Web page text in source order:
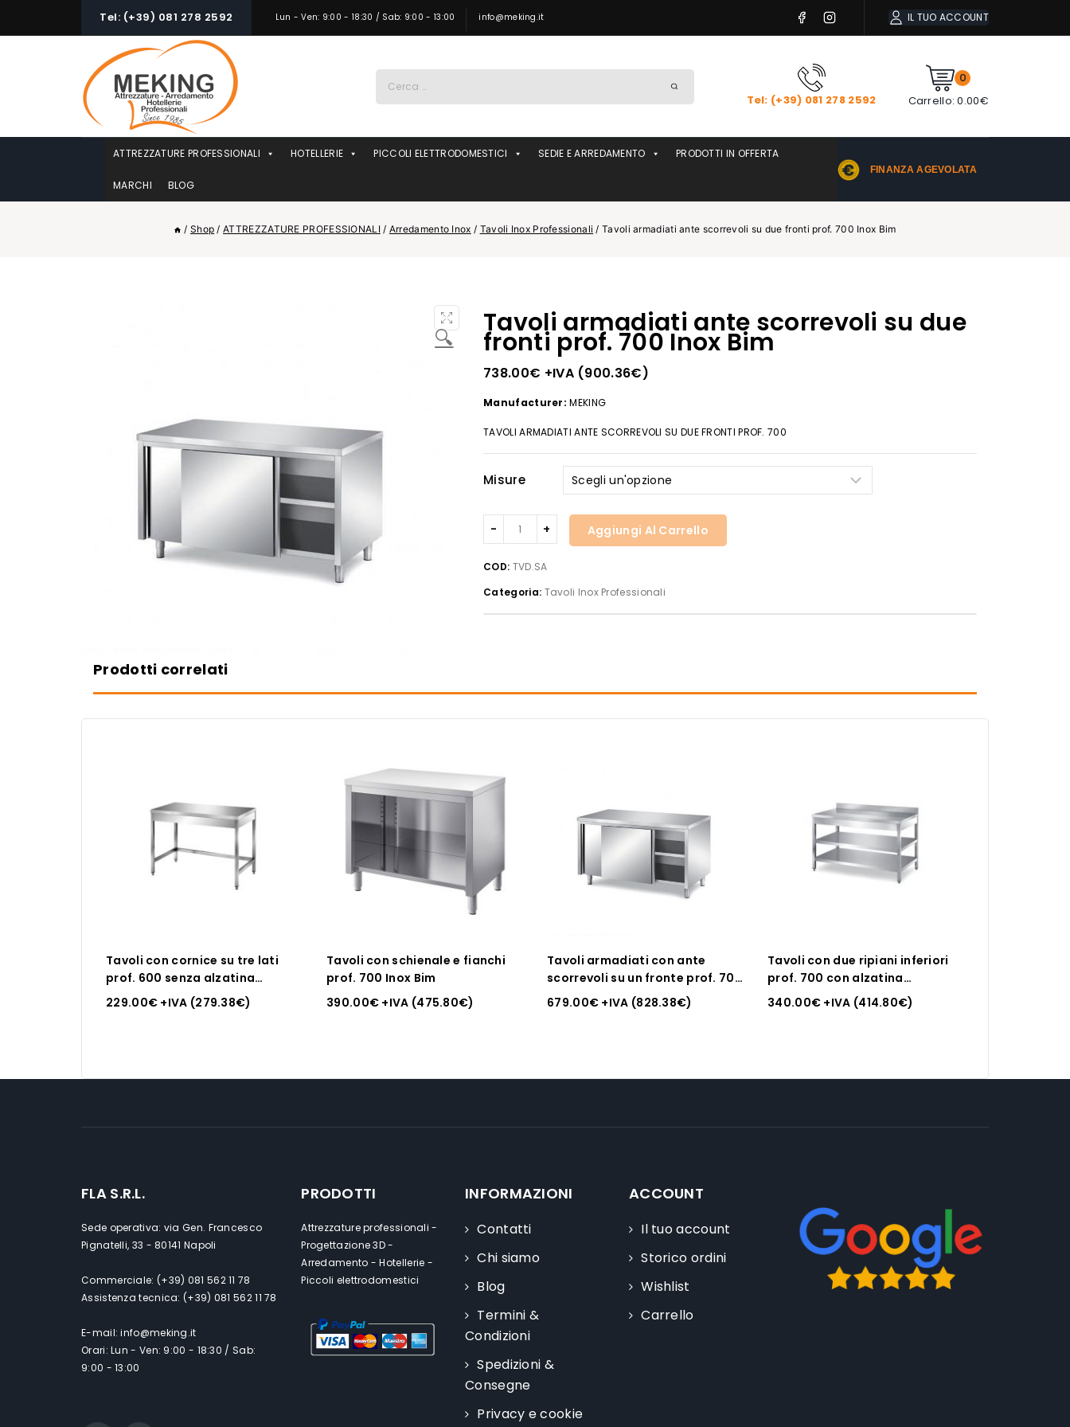
Tel: (+39) 081 278 2592 Lun - Ven: 9:00 - 18:30 / Sab: 9:00 - 13:00 info@meking.it IL TUO ACCOUNT
per:
Tel: (+39) 081 278 2592
0
Carrello: 0.00€
ATTREZZATURE PROFESSIONALI HOTELLERIE PICCOLI ELETTRODOMESTICI SEDIE E ARREDAMENTO PRODOTTI IN OFFERTA
MARCHI BLOG
FINANZA AGEVOLATA
/ Shop / ATTREZZATURE PROFESSIONALI / Arredamento Inox / Tavoli Inox Professionali / Tavoli armadiati ante scorrevoli su due fronti prof. 700 Inox Bim
🔍 Tavoli armadiati ante scorrevoli su due
fronti prof. 700 Inox Bim
738.00€ +IVA (900.36€)
Manufacturer: MEKING
TAVOLI ARMADIATI ANTE SCORREVOLI SU DUE FRONTI PROF. 700
Misure
Tavoli
armadiati
su
due
Bim
quantità
Aggiungi Al Carrello
COD: TVD.SA
Categoria: Tavoli Inox Professionali
Prodotti correlati
Tavoli con cornice su tre lati
prof. 600 senza alzatina
posteriore Inox Bim
229.00€ +IVA (279.38€)
Tavoli con schienale e fianchi
prof. 700 Inox Bim
390.00€ +IVA (475.80€)
Tavoli armadiati con ante
scorrevoli su un fronte prof. 700
Inox Bim
679.00€ +IVA (828.38€)
Tavoli con due ripiani inferiori
prof. 700 con alzatina
posteriore Inox Bim
340.00€ +IVA (414.80€)
FLA S.R.L.
Sede operativa: via Gen. Francesco
Pignatelli, 33 - 80141 Napoli
Commerciale: (+39) 081 562 11 78
Assistenza tecnica: (+39) 081 562 11 78
E-mail: info@meking.it
Orari: Lun - Ven: 9:00 - 18:30 / Sab:
9:00 - 13:00
PRODOTTI
Attrezzature professionali -
Progettazione 3D -
Arredamento - Hotellerie -
Piccoli elettrodomestici
INFORMAZIONI
Contatti
Chi siamo
Blog
Termini &
Condizioni
Spedizioni &
Consegne
Privacy e cookie
ACCOUNT
Il tuo account
Storico ordini
Wishlist
Carrello